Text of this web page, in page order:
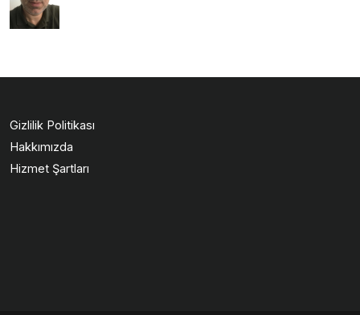
Gizlilik Politikası
Hakkımızda
Hizmet Şartları